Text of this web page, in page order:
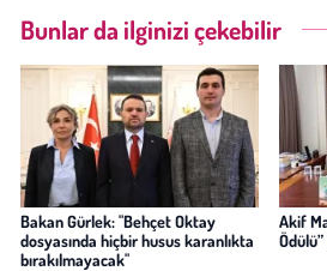
Bunlar da ilginizi çekebilir
Bakan Gürlek: "Behçet Oktay
dosyasında hiçbir husus karanlıkta
bırakılmayacak"
Akif